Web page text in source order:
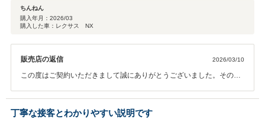
今後もなにかあったら相談させて頂きます。
ちんねん
購入年月： 2026/03
購入した車：レクサス NX
販売店の返信 2026/03/10
この度はご契約いただきまして誠にありがとうございました。その後
きまして、社員一同心から感謝しております。何かお困りの際はぜひ
お気軽にお立ち寄りください。今後とも、どうぞ宜しくお願い致しま
す。
丁寧な接客とわかりやすい説明です